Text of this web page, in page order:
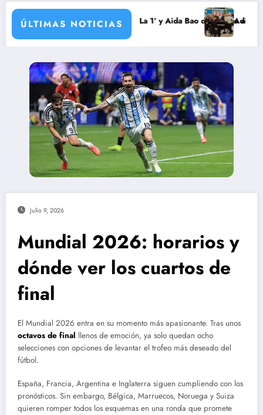
ÚLTIMAS NOTICIAS
vuelve a ‘La Hora de La 1’ y Aida Bao da el salto a ‘Mañaneros
Adiós a ‘Cine de
Julio 9, 2026
Mundial 2026: horarios y
dónde ver los cuartos de
final
El Mundial 2026 entra en su momento más apasionante. Tras unos
octavos de final llenos de emoción, ya solo quedan ocho
selecciones con opciones de levantar el trofeo más deseado del
fútbol.
España, Francia, Argentina e Inglaterra siguen cumpliendo con los
pronósticos. Sin embargo, Bélgica, Marruecos, Noruega y Suiza
quieren romper todos los esquemas en una ronda que promete